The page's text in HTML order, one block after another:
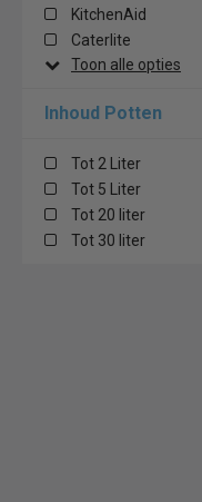
KitchenAid
Caterlite
Toon alle opties
Inhoud Potten
Tot 2 Liter
Tot 5 Liter
Tot 20 liter
Tot 30 liter